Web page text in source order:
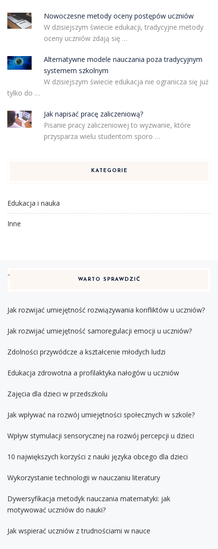
Nowoczesne metody oceny postępów uczniów
W dzisiejszym świecie edukacji, tradycyjne metody
oceny uczniów zdają się …
Alternatywne modele nauczania poza tradycyjnym
systemem szkolnym
W dzisiejszym świecie edukacja nie ogranicza się już
tylko do …
Jak napisać pracę zaliczeniową?
Pisanie pracy zaliczeniowej to wyzwanie, które
przysparza wielu studentom sporo …
KATEGORIE
Edukacja i nauka
Inne
WARTO SPRAWDZIĆ
Jak rozwijać umiejętność rozwiązywania konfliktów u uczniów?
Jak rozwijać umiejętność samoregulacji emocji u uczniów?
Zdolności przywódcze a kształcenie młodych ludzi
Edukacja zdrowotna a profilaktyka nałogów u uczniów
Zajęcia dla dzieci w przedszkolu
Jak wpływać na rozwój umiejętności społecznych w szkole?
Wpływ stymulacji sensorycznej na rozwój percepcji u dzieci
10 największych korzyści z nauki języka obcego dla dzieci
Wykorzystanie technologii w nauczaniu literatury
Dywersyfikacja metodyk nauczania matematyki: jak
motywować uczniów do nauki?
Jak wspierać uczniów z trudnościami w nauce